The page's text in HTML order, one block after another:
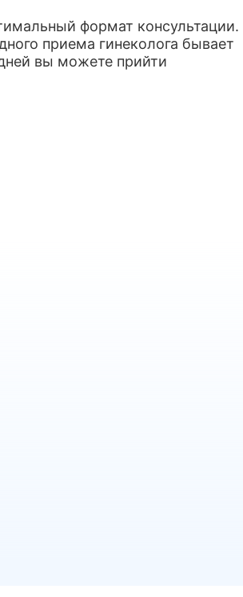
формат консультации.
приема гинеколога бывает
вы можете прийти